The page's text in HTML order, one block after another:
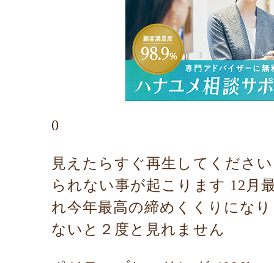
0
見えたらすぐ再生してくださ
られない事が起こります 12月
れ今年最高の締めくくりにな
ないと２度と見れません